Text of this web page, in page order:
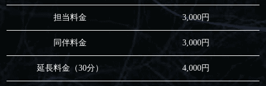
担当料金 3,000円
同伴料金 3,000円
延長料金（30分） 4,000円